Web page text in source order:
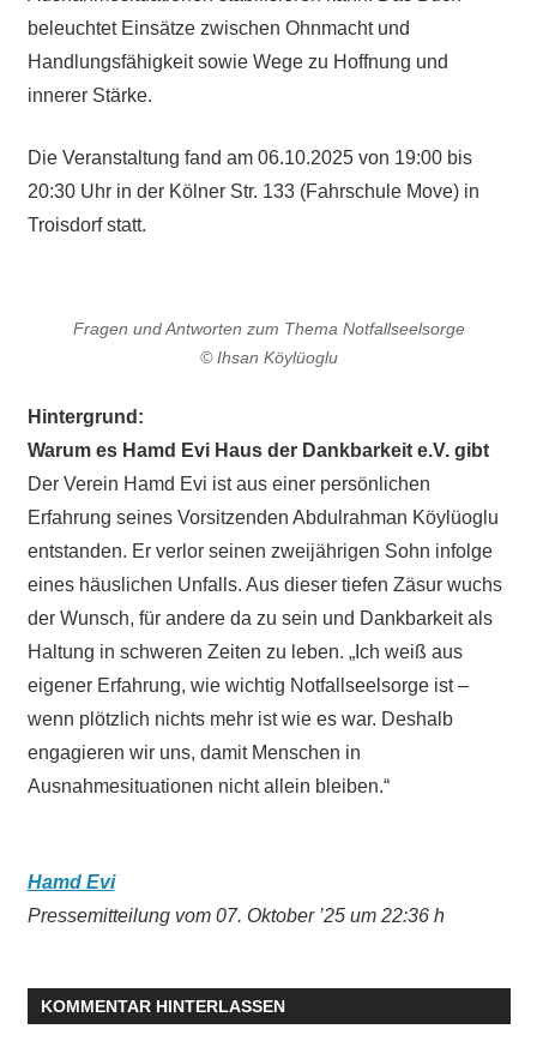
beleuchtet Einsätze zwischen Ohnmacht und
Handlungsfähigkeit sowie Wege zu Hoffnung und
innerer Stärke.
Die Veranstaltung fand am 06.10.2025 von 19:00 bis
20:30 Uhr in der Kölner Str. 133 (Fahrschule Move) in
Troisdorf statt.
Fragen und Antworten zum Thema Notfallseelsorge
© Ihsan Köylüoglu
Hintergrund:
Warum es Hamd Evi Haus der Dankbarkeit e.V. gibt
Der Verein Hamd Evi ist aus einer persönlichen
Erfahrung seines Vorsitzenden Abdulrahman Köylüoglu
entstanden. Er verlor seinen zweijährigen Sohn infolge
eines häuslichen Unfalls. Aus dieser tiefen Zäsur wuchs
der Wunsch, für andere da zu sein und Dankbarkeit als
Haltung in schweren Zeiten zu leben. „Ich weiß aus
eigener Erfahrung, wie wichtig Notfallseelsorge ist –
wenn plötzlich nichts mehr ist wie es war. Deshalb
engagieren wir uns, damit Menschen in
Ausnahmesituationen nicht allein bleiben.“
Hamd Evi
Pressemitteilung vom 07. Oktober ’25 um 22:36 h
KOMMENTAR HINTERLASSEN